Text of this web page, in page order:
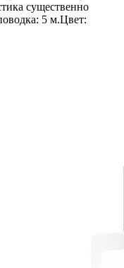
существенно
5 м.Цвет: